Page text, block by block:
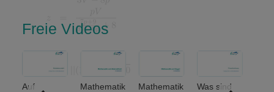
Freie Videos
Mathematik
Mathematik
Was sind